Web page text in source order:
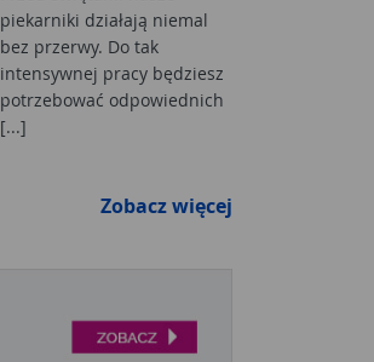
piekarniki działają niemal
bez przerwy. Do tak
intensywnej pracy będziesz
potrzebować odpowiednich
[...]
Zobacz więcej